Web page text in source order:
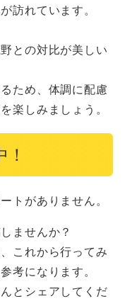
訪れています。
との対比が美しい
ため、体調に配慮
楽しみましょう。
トがありません。
ませんか？
これから行ってみ
考になります。
とシェアしてくだ